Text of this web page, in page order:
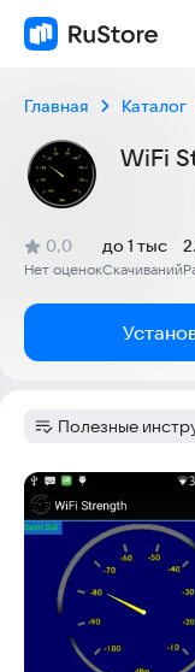
Главная Каталог
WiFi
Рейтинг:
0,0
(
Нет оценок
)
Скачиваний
до 1 тыс
Категория:
Полезные